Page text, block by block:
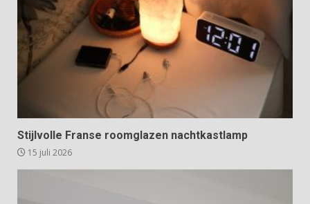
Stijlvolle Franse roomglazen nachtkastlamp
15 juli 2026